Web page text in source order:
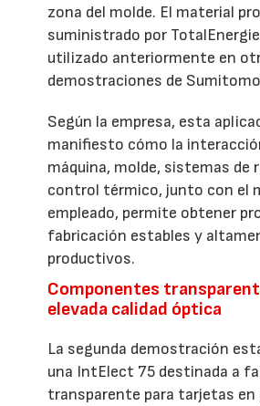
zona del molde. El material
suministrado por
utilizado anteriormente en
demostraciones de
Según la empresa, esta
manifiesto cómo la
máquina, molde, sistemas de
control térmico, junto con el
empleado, permite obtener
fabricación estables y
productivos.
Componentes
elevada calidad óptica
La segunda demostración
una IntElect 75 destinada a
transparente para tarjetas